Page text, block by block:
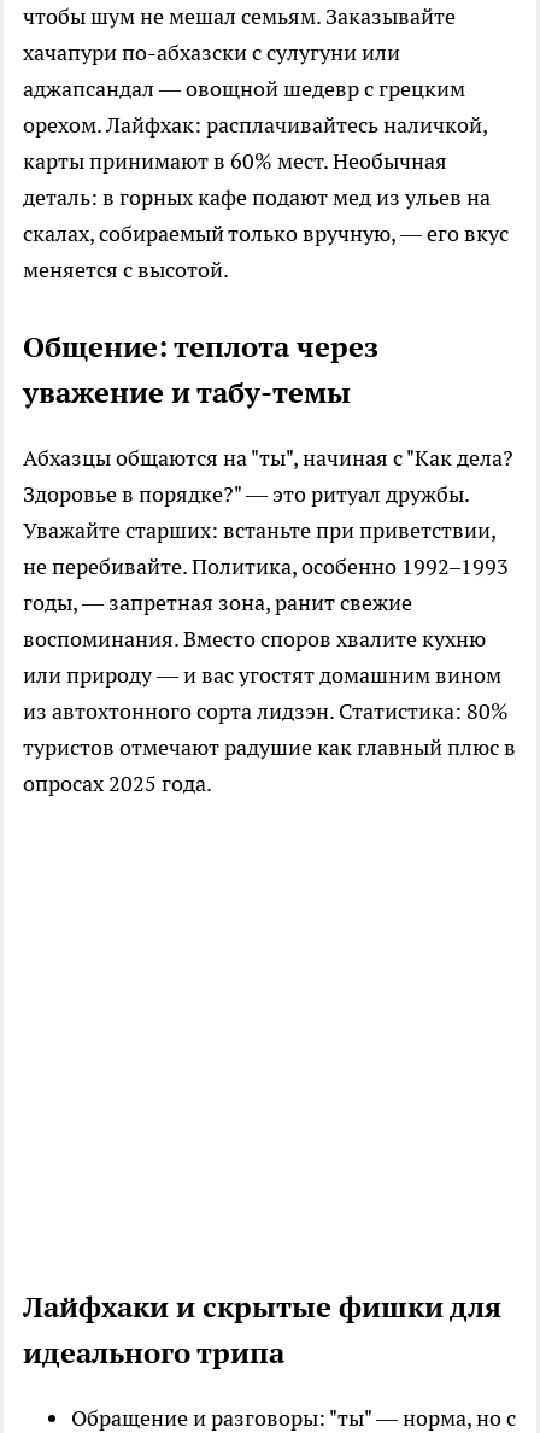
чтобы шум не мешал семьям. Заказывайте
хачапури по-абхазски с сулугуни или
аджапсандал — овощной шедевр с грецким
орехом. Лайфхак: расплачивайтесь наличкой,
карты принимают в 60% мест. Необычная
деталь: в горных кафе подают мед из ульев на
скалах, собираемый только вручную, — его вкус
меняется с высотой.
Общение: теплота через
уважение и табу-темы
Абхазцы общаются на "ты", начиная с "Как дела?
Здоровье в порядке?" — это ритуал дружбы.
Уважайте старших: встаньте при приветствии,
не перебивайте. Политика, особенно 1992–1993
годы, — запретная зона, ранит свежие
воспоминания. Вместо споров хвалите кухню
или природу — и вас угостят домашним вином
из автохтонного сорта лидзэн. Статистика: 80%
туристов отмечают радушие как главный плюс в
опросах 2025 года.
Лайфхаки и скрытые фишки для
идеального трипа
Обращение и разговоры: "ты" — норма, но с